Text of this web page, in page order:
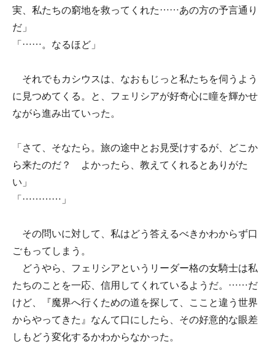
実、私たちの窮地を救ってくれた……あの方の予言通り
だ」
「……。なるほど」
それでもカシウスは、なおもじっと私たちを伺うよう
に見つめてくる。と、フェリシアが好奇心に瞳を輝かせ
ながら進み出ていった。
「さて、そなたら。旅の途中とお見受けするが、どこか
ら来たのだ？ よかったら、教えてくれるとありがた
い」
「…………」
その問いに対して、私はどう答えるべきかわからず口
ごもってしまう。
どうやら、フェリシアというリーダー格の女騎士は私
たちのことを一応、信用してくれているようだ。……だ
けど、『魔界へ行くための道を探して、ここと違う世界
からやってきた』なんて口にしたら、その好意的な眼差
しもどう変化するかわからなかった。